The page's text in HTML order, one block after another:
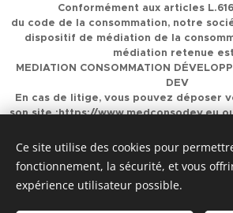
Conformément aux articles
du code de la consommation, notre
dispositif de médiation de la
médiation retenue
MEDIATION CONSOMMATION
DEV
En cas de litige, vous pouvez déposer
son site :https://www.medconsodev.eu
MEDIATION CONSOMMATION
DEV
Centre d'Affaires
IMMEUBLE L'HORIZON – ESPLANADE
Ce site utilise des cookies pour
fonctionnement, la sécurité, et vous
expérience utilisateur possible.